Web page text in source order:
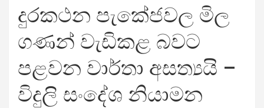
දුරකථන පැකේජවල මිල
ගණන් වැඩිකළ බවට
පළවන වාර්තා අසත්‍යයි –
විදුලි සංදේශ නියාමන